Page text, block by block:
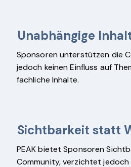
Unabhängige
Sponsoren unterstützen die
jedoch keinen Einfluss auf
fachliche Inhalte.
Sichtbarkeit statt
PEAK bietet Sponsoren
Community, verzichtet